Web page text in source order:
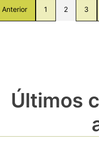
Anterior 1 2 3
Últimos